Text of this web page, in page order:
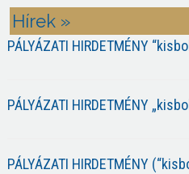
Hírek »
PÁLYÁZATI HIRDETMÉNY
PÁLYÁZATI HIRDETMÉNY
PÁLYÁZATI HIRDETMÉNY